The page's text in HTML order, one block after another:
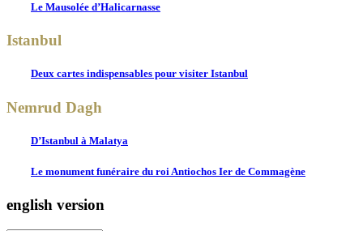
Le Mausolée d’Halicarnasse
Istanbul
Deux cartes indispensables pour visiter Istanbul
Nemrud Dagh
D’Istanbul à Malatya
Le monument funéraire du roi Antiochos Ier de Commagène
english version